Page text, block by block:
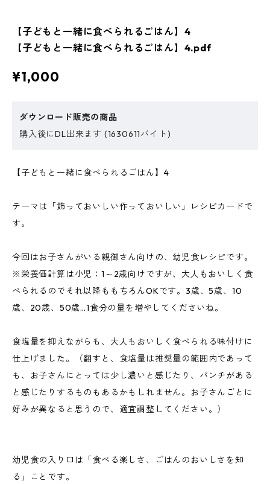
【子どもと一緒に食べられるごはん】4
【子どもと一緒に食べられるごはん】4.pdf
¥1,000
ダウンロード販売の商品
購入後にDL出来ます (1630611バイト)
【子どもと一緒に食べられるごはん】4
テーマは「飾っておいしい作っておいしい」レシピカードで
す。
今回はお子さんがいる親御さん向けの、幼児食レシピです。
※栄養価計算は小児：1～2歳向けですが、大人もおいしく食
べられるのでそれ以降ももちろんOKです。3歳、5歳、10
歳、20歳、50歳…1食分の量を増やしてくださいね。
食塩量を抑えながらも、大人もおいしく食べられる味付けに
仕上げました。（翻すと、食塩量は推奨量の範囲内であって
も、お子さんにとっては少し濃いと感じたり、パンチがある
と感じたりするものもあるかもしれません。お子さんごとに
好みが異なると思うので、適宜調整してください。）
幼児食の入り口は「食べる楽しさ、ごはんのおいしさを知
る」ことです。